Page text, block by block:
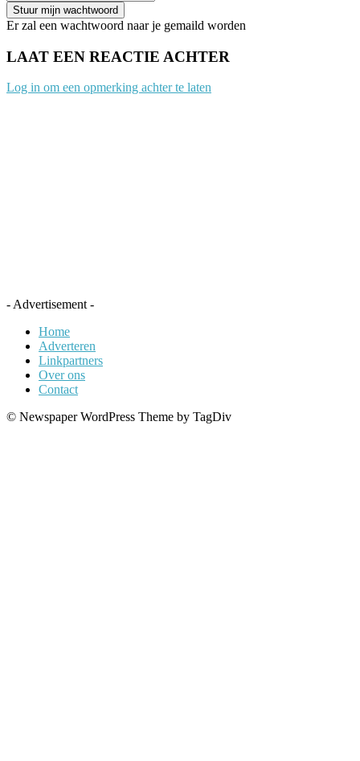
Er zal een wachtwoord naar je gemaild worden
LAAT EEN REACTIE ACHTER
Log in om een opmerking achter te laten
- Advertisement -
Home
Adverteren
Linkpartners
Over ons
Contact
© Newspaper WordPress Theme by TagDiv